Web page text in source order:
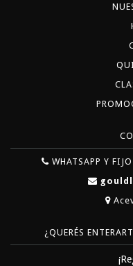
WHATSAPP Y
¿QUERÉS